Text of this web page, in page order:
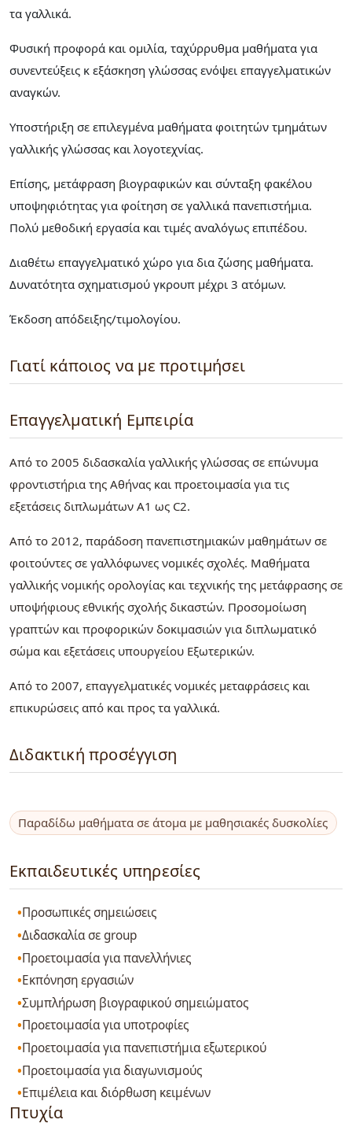
τα γαλλικά.
Φυσική προφορά και ομιλία, ταχύρρυθμα μαθήματα για
συνεντεύξεις κ εξάσκηση γλώσσας ενόψει επαγγελματικών
αναγκών.
Υποστήριξη σε επιλεγμένα μαθήματα φοιτητών τμημάτων
γαλλικής γλώσσας και λογοτεχνίας.
Επίσης, μετάφραση βιογραφικών και σύνταξη φακέλου
υποψηφιότητας για φοίτηση σε γαλλικά πανεπιστήμια.
Πολύ μεθοδική εργασία και τιμές αναλόγως επιπέδου.
Διαθέτω επαγγελματικό χώρο για δια ζώσης μαθήματα.
Δυνατότητα σχηματισμού γκρουπ μέχρι 3 ατόμων.
Έκδοση απόδειξης/τιμολογίου.
Γιατί κάποιος να με προτιμήσει
Επαγγελματική Εμπειρία
Από το 2005 διδασκαλία γαλλικής γλώσσας σε επώνυμα
φροντιστήρια της Αθήνας και προετοιμασία για τις
εξετάσεις διπλωμάτων Α1 ως C2.
Από το 2012, παράδοση πανεπιστημιακών μαθημάτων σε
φοιτούντες σε γαλλόφωνες νομικές σχολές. Μαθήματα
γαλλικής νομικής ορολογίας και τεχνικής της μετάφρασης σε
υποψήφιους εθνικής σχολής δικαστών. Προσομοίωση
γραπτών και προφορικών δοκιμασιών για διπλωματικό
σώμα και εξετάσεις υπουργείου Εξωτερικών.
Από το 2007, επαγγελματικές νομικές μεταφράσεις και
επικυρώσεις από και προς τα γαλλικά.
Διδακτική προσέγγιση
Παραδίδω μαθήματα σε άτομα με μαθησιακές δυσκολίες
Εκπαιδευτικές υπηρεσίες
Προσωπικές σημειώσεις
Διδασκαλία σε group
Προετοιμασία για πανελλήνιες
Εκπόνηση εργασιών
Συμπλήρωση βιογραφικού σημειώματος
Προετοιμασία για υποτροφίες
Προετοιμασία για πανεπιστήμια εξωτερικού
Προετοιμασία για διαγωνισμούς
Επιμέλεια και διόρθωση κειμένων
Πτυχία